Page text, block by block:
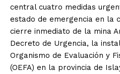
central cuatro medidas
estado de emergencia en la
cierre inmediato de la mina
Decreto de Urgencia, la
Organismo de Evaluación y
(OEFA) en la provincia de